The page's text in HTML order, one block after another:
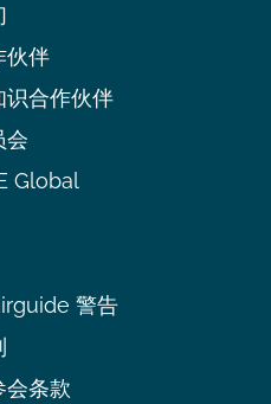
伙伴
识合作伙伴
会
Global
警告
会条款